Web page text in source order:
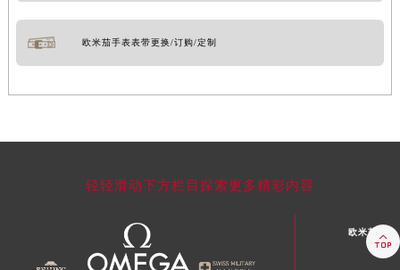
欧米茄手表表带更换/订购/定制
轻轻滑动下方栏目探索更多精彩内容
欧米茄维修
